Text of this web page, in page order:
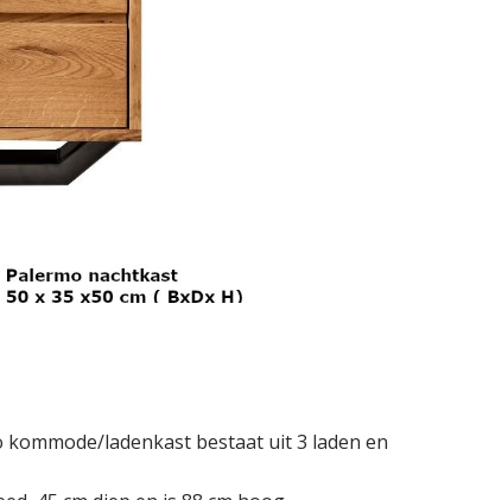
ladenkast bestaat uit 3 laden en